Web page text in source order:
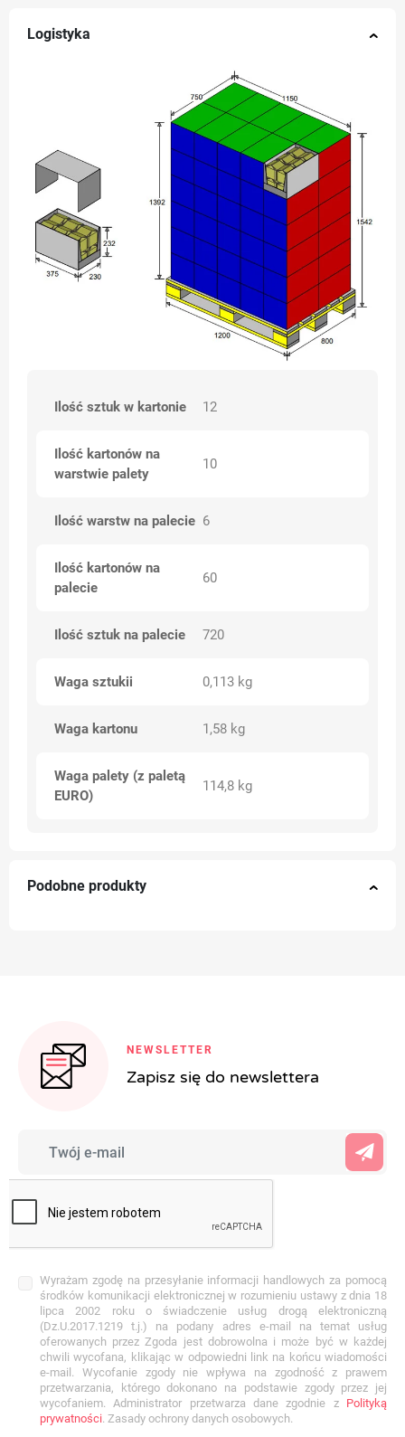
Logistyka
Ilość sztuk w kartonie 12
Ilość kartonów na
warstwie palety
10
Ilość warstw na palecie 6
Ilość kartonów na
palecie
60
Ilość sztuk na palecie 720
Waga sztukii 0,113 kg
Waga kartonu 1,58 kg
Waga palety (z paletą
EURO)
114,8 kg
Podobne produkty
NEWSLETTER
Zapisz się do newslettera
Wyrażam zgodę na przesyłanie informacji handlowych za pomocą
środków komunikacji elektronicznej w rozumieniu ustawy z dnia 18
lipca 2002 roku o świadczenie usług drogą elektroniczną
(Dz.U.2017.1219 t.j.) na podany adres e-mail na temat usług
oferowanych przez Zgoda jest dobrowolna i może być w każdej
chwili wycofana, klikając w odpowiedni link na końcu wiadomości
e-mail. Wycofanie zgody nie wpływa na zgodność z prawem
przetwarzania, którego dokonano na podstawie zgody przez jej
wycofaniem. Administrator przetwarza dane zgodnie z Polityką
prywatności. Zasady ochrony danych osobowych.